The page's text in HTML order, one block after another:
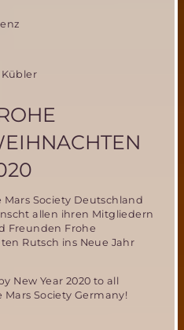
Kübler
Mars Society Deutschland
allen ihren Mitgliedern
Freunden Frohe
Rutsch ins Neue Jahr
New Year 2020 to all
Society Germany!